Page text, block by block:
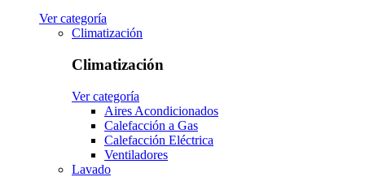
Ver categoría
Climatización
Climatización
Ver categoría
Aires Acondicionados
Calefacción a Gas
Calefacción Eléctrica
Ventiladores
Lavado